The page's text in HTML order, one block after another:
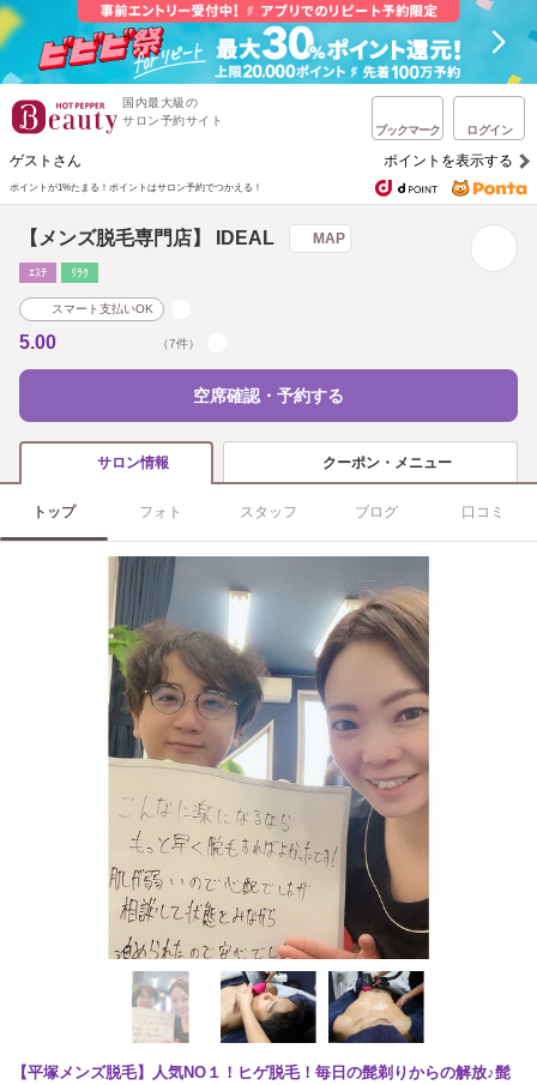
国内最大級の
サロン予約サイト
ブックマーク ログイン
ゲストさん ポイントを表示する
ポイントが1%たまる！ ポイントはサロン予約でつかえる！
【メンズ脱毛専門店】 IDEAL MAP
ｴｽﾃ ﾘﾗｸ
スマート支払いOK
5.00 （7件）
空席確認・予約する
サロン情報 クーポン・メニュー
トップ フォト スタッフ ブログ 口コミ
【平塚メンズ脱毛】人気NO１！ヒゲ脱毛！毎日の髭剃りからの解放♪髭